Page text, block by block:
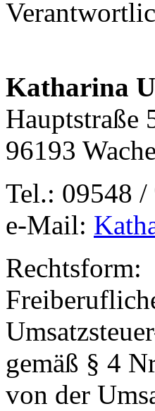
Katharina
Hauptstraße
96193
Tel.: 09548 /
e-Mail:
Rechtsform:
gemäß § 4
von der